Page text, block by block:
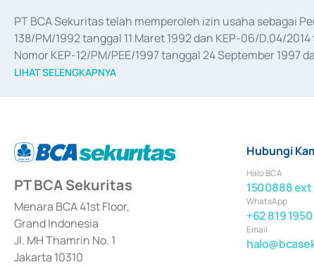
PT BCA Sekuritas telah memperoleh izin usaha sebagai
138/PM/1992 tanggal 11 Maret 1992 dan KEP-06/D.04/
Nomor KEP-12/PM/PEE/1997 tanggal 24 September 1997
merger, akuisisi, divestasi, dan
LIHAT SELENGKAPNYA
PT BCA Sekuritas
Menara BCA 41st Floor,
Grand Indonesia
Jl. MH Thamrin No. 1
Jakarta 10310
Hubungi
Halo BCA
1500888 ext
WhatsApp
+62 819
Email